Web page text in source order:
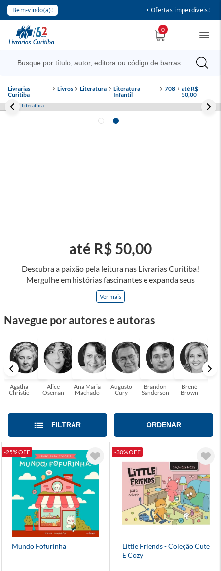
Bem-vindo(a)! • Ofertas imperdíveis!
0
Livrarias
Curitiba
Livros Literatura
Literatura
Infantil
708
até R$
50,00
Descubra a paixão pela leitura nas Livrarias Curitiba!
Mergulhe em histórias fascinantes e expanda seus
horizontes, onde cada página é uma porta para novos
universos e perspectivas. Ler nos permite viajar sem sair do
e tenha a oportunidade de alcançar o seu crescimento
passe um tempo no mundo da imaginação! A leitura
transforma vidas e estamos aqui para ajudar a transformar a
sua! Tenha certeza, temos o livro perfeito para você!
Ver mais
até R$ 50,00
Navegue por autores e autoras
Agatha
Christie
Alice
Oseman
Ana Maria
Machado
Augusto
Cury
Brandon
Sanderson
Brené
Brown
FILTRAR ORDENAR
-25% OFF
Mundo Fofurinha
-30% OFF
Little Friends - Coleção Cute
E Cozy